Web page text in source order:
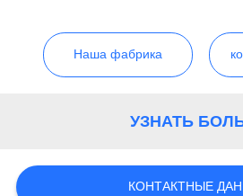
КАРТА
УЕДИНЕНИЯ
Наша фабрика
УЗНАТЬ
КОНТАКТНЫЕ